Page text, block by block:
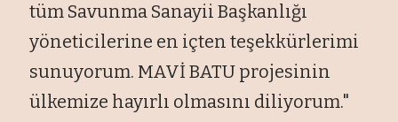
tüm Savunma Sanayii Başkanlığı
yöneticilerine en içten teşekkürlerimi
sunuyorum. MAVİ BATU projesinin
ülkemize hayırlı olmasını diliyorum."